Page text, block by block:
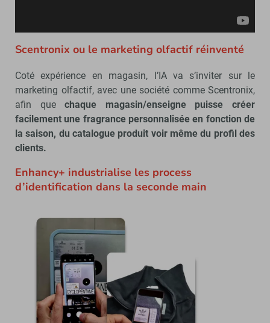
Scentronix ou le marketing olfactif réinventé
Coté expérience en magasin, l’IA va s’inviter sur le
marketing olfactif, avec une société comme Scentronix,
afin quechaque magasin/enseigne puisse créer
facilement une fragrance personnalisée en fonction de
la saison, du catalogue produit voir même du profil des
clients.
Enhancy+ industrialise les process
d’identification dans la seconde main